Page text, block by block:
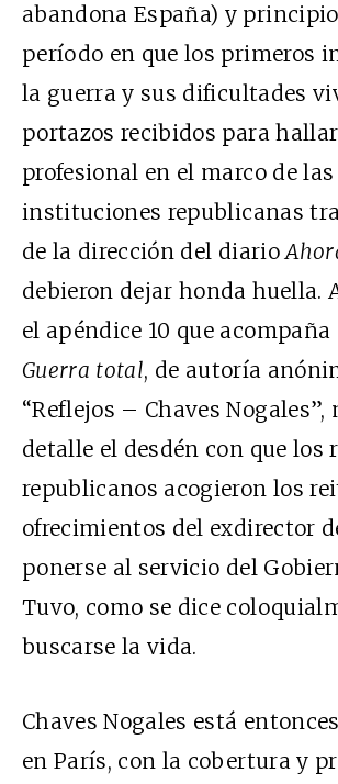
abandona España) y
período en que los primeros
la guerra y sus dificultades
portazos recibidos para
profesional en el marco de las
instituciones republicanas
de la dirección del diario
debieron dejar honda huella.
el apéndice 10 que
Guerra total, de autoría
“Reflejos – Chaves Nogales”,
detalle el desdén con que los
republicanos acogieron los
ofrecimientos del exdirector
ponerse al servicio del
Tuvo, como se dice
buscarse la vida.
Chaves Nogales está
en París, con la cobertura y